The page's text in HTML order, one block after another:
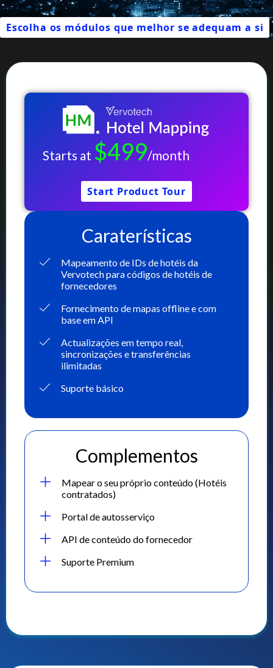
Escolha os módulos que melhor se adequam a si
Starts at $499/month
Start Product Tour
Caraterísticas
Mapeamento de IDs de hotéis da
Vervotech para códigos de hotéis de
fornecedores
Fornecimento de mapas offline e com
base em API
Actualizações em tempo real,
sincronizações e transferências
ilimitadas
Suporte básico
Complementos
Mapear o seu próprio conteúdo (Hotéis
contratados)
Portal de autosserviço
API de conteúdo do fornecedor
Suporte Premium
Empresa
Preços